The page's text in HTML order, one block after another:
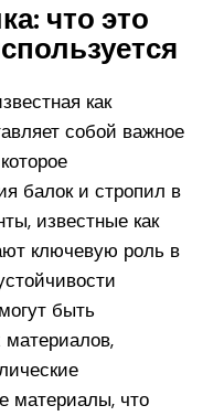
что это
как
собой важное
балок и стропил в
известные как
ключевую роль в
быть
материалов,
материалы, что